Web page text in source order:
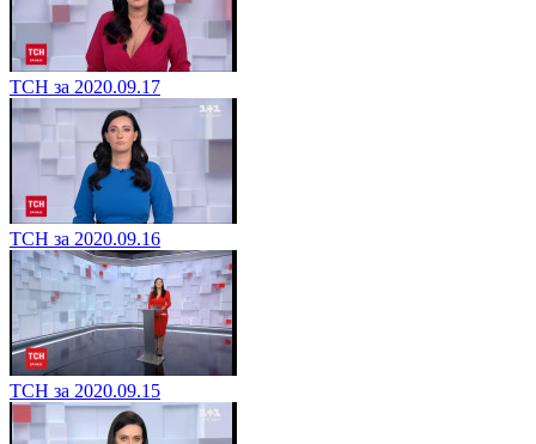
ТСН за 2020.09.17
ТСН за 2020.09.16
ТСН за 2020.09.15